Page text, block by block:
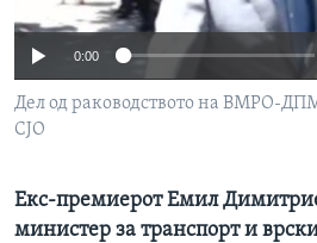
ИНТЕРВЈУА
Јазици
0:00
Дел од раководството на ВМРО-
СЈО
Екс-премиерот Емил
министер за транспорт и